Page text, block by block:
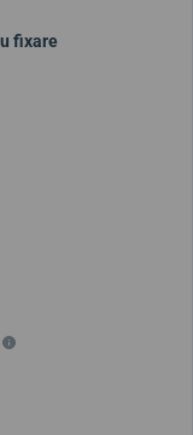
fixare